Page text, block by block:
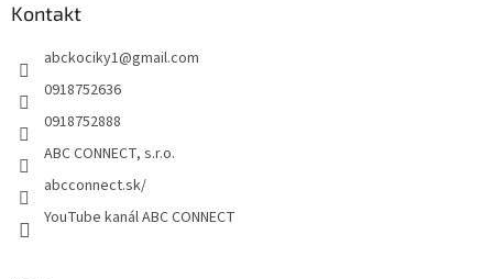
Kontakt
abckociky1@gmail.com
0918752636
0918752888
ABC CONNECT, s.r.o.
abcconnect.sk/
YouTube kanál ABC CONNECT